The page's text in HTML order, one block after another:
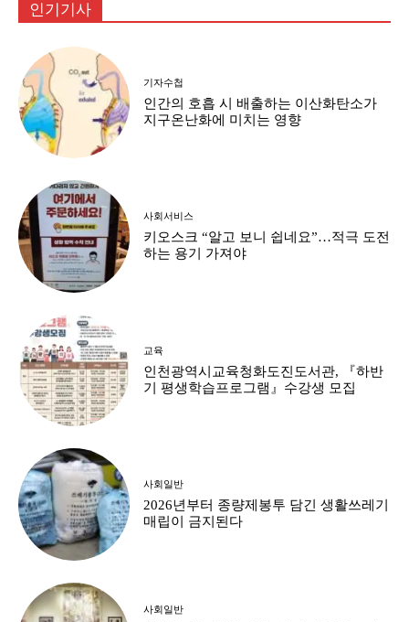
인기기사
기자수첩
인간의 호흡 시 배출하는 이산화탄소가
지구온난화에 미치는 영향
사회서비스
키오스크 “알고 보니 쉽네요”…적극 도전
하는 용기 가져야
교육
인천광역시교육청화도진도서관, 『하반
기 평생학습프로그램』수강생 모집
사회일반
2026년부터 종량제봉투 담긴 생활쓰레기
매립이 금지된다
사회일반